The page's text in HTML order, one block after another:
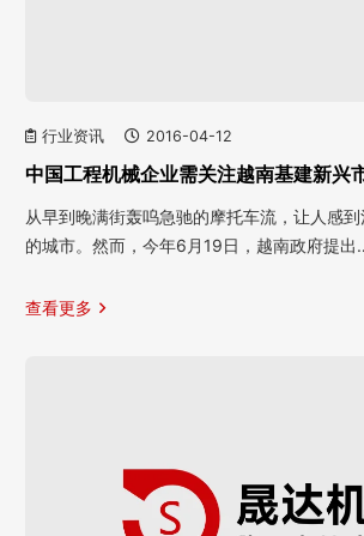
行业资讯 2016-04-12
中国工程机械企业需关注越南基建新兴
从早到晚满街轰呜急驰的摩托车流，让人感
的城市。然而，今年6月19日，越南政府提出
查看更多